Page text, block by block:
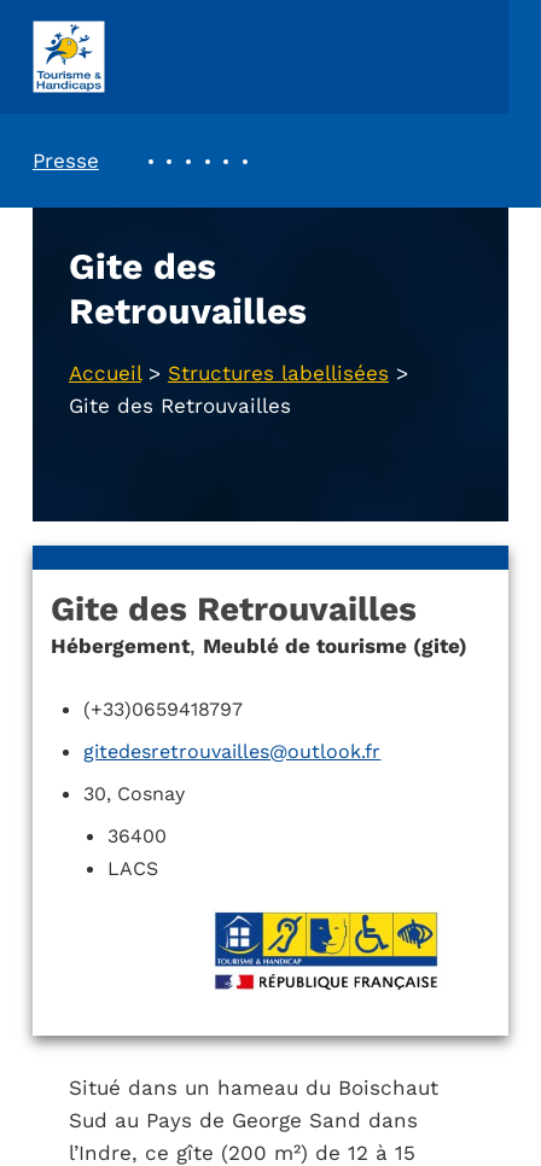
ASSOCIATION TOURISME ET HANDICAPS
Presse
Gite des
Retrouvailles
Accueil> Structures labellisées >
Gite des Retrouvailles
Gite des Retrouvailles
Hébergement, Meublé de tourisme (gite)
(+33)0659418797
gitedesretrouvailles@outlook.fr
30, Cosnay
36400
LACS
Situé dans un hameau du Boischaut
Sud au Pays de George Sand dans
l’Indre, ce gîte (200 m²) de 12 à 15